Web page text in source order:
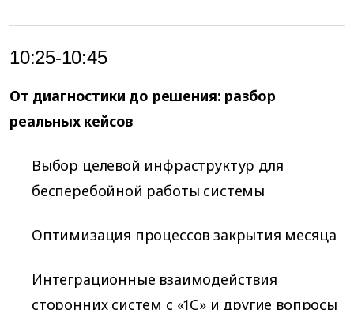
10:25-10:45
От диагностики до решения: разбор
реальных кейсов
Выбор целевой инфраструктур для
бесперебойной работы системы
Оптимизация процессов закрытия месяца
Интеграционные взаимодействия
сторонних систем с «1С» и другие вопросы